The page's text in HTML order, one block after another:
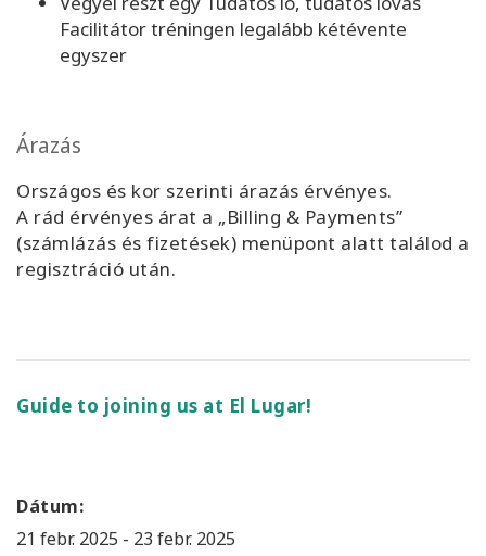
Facilitátor tréningen legalább kétévente
egyszer
Árazás
Országos és kor szerinti árazás érvényes.
A rád érvényes árat a „Billing & Payments”
(számlázás és fizetések) menüpont alatt találod a
regisztráció után.
Guide to joining us at El Lugar!
Dátum:
21 febr. 2025 - 23 febr. 2025